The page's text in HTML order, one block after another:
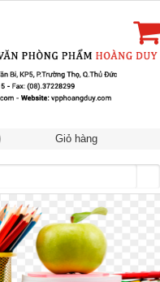
Giỏ hàng